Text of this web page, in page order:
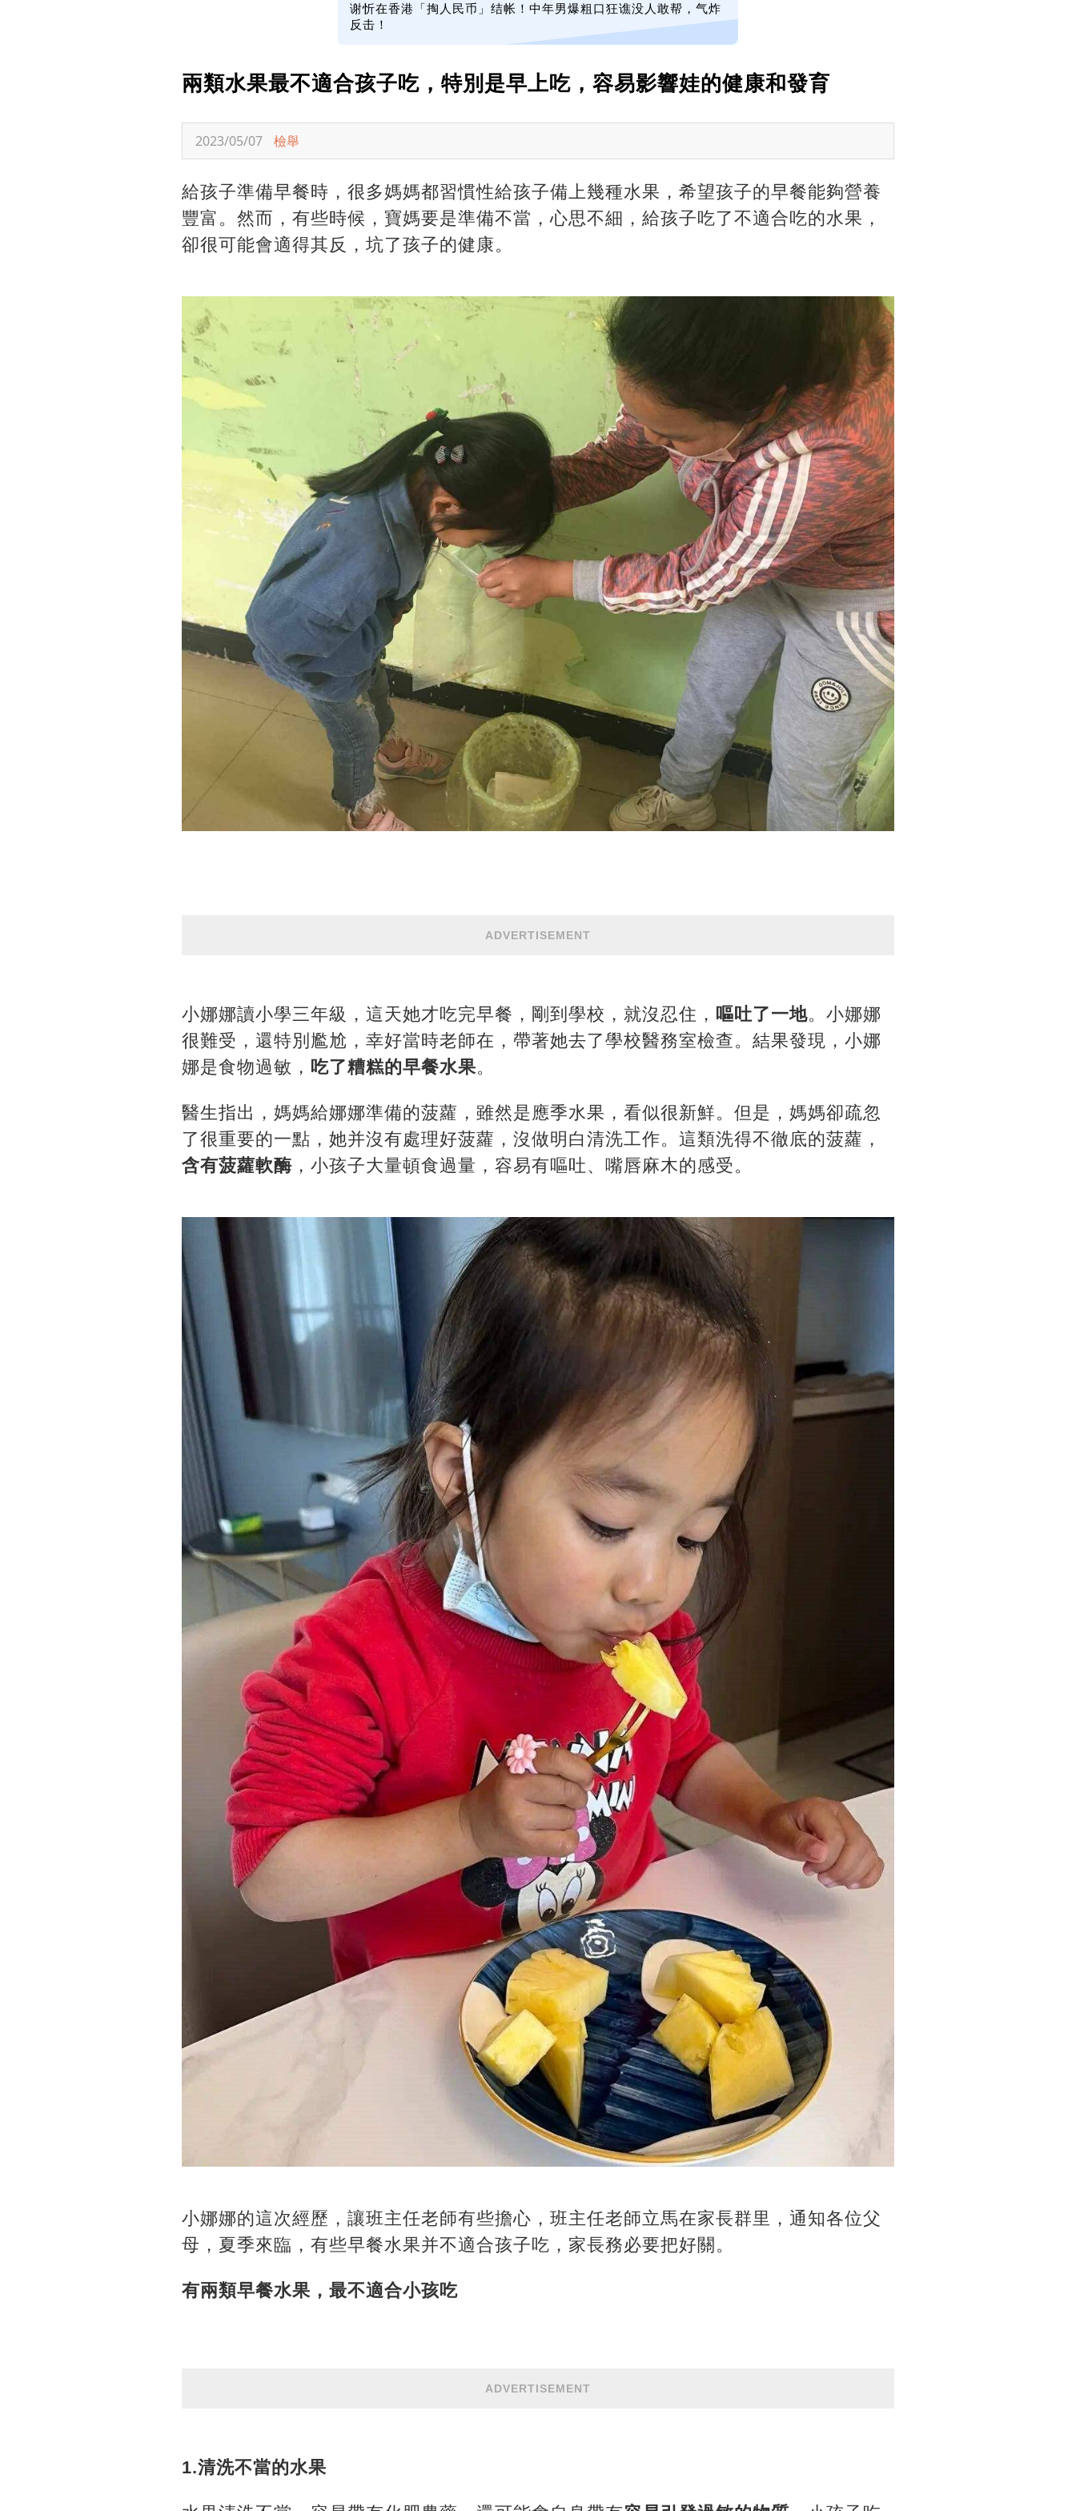
谢忻在香港「掏人民币」结帐！中年男爆粗口狂谯没人敢帮，气炸
反击！
兩類水果最不適合孩子吃，特別是早上吃，容易影響娃的健康和發育
2023/05/07 檢舉
給孩子準備早餐時，很多媽媽都習慣性給孩子備上幾種水果，希望孩子的早餐能夠營養
豐富。然而，有些時候，寶媽要是準備不當，心思不細，給孩子吃了不適合吃的水果，
卻很可能會適得其反，坑了孩子的健康。
ADVERTISEMENT
小娜娜讀小學三年級，這天她才吃完早餐，剛到學校，就沒忍住， 嘔吐了一地。小娜娜
很難受，還特別尷尬，幸好當時老師在，帶著她去了學校醫務室檢查。結果發現，小娜
娜是食物過敏， 吃了糟糕的早餐水果。
醫生指出，媽媽給娜娜準備的菠蘿，雖然是應季水果，看似很新鮮。但是，媽媽卻疏忽
了很重要的一點，她并沒有處理好菠蘿，沒做明白清洗工作。這類洗得不徹底的菠蘿，
含有菠蘿軟酶 ，小孩子大量頓食過量，容易有嘔吐、嘴唇麻木的感受。
小娜娜的這次經歷，讓班主任老師有些擔心，班主任老師立馬在家長群里，通知各位父
母，夏季來臨，有些早餐水果并不適合孩子吃，家長務必要把好關。
有兩類早餐水果，最不適合小孩吃
ADVERTISEMENT
1.清洗不當的水果